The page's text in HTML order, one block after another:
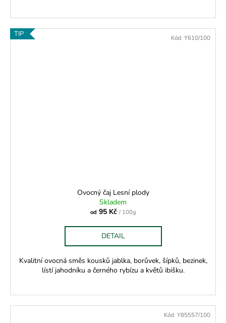
TIP
Ovocný čaj Lesní plody
Skladem
od 95 Kč / 100g
DETAIL
Kvalitní ovocná směs kousků jablka, borůvek, šípků, bezinek,
lístí jahodníku a černého rybízu a květů ibišku.
Kód: Y610/100
Kód: Y85557/100